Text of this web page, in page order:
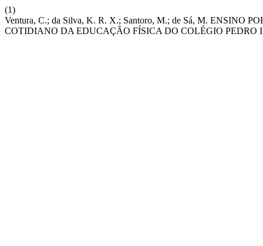
(1)
Ventura, C.; da Silva, K. R. X.; Santoro, M.; de Sá, M. ENSINO
COTIDIANO DA EDUCAÇÃO FÍSICA DO COLÉGIO PEDRO